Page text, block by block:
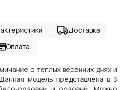
Доставка
Оплата
о теплых весенних днях и
модель представлена в 3